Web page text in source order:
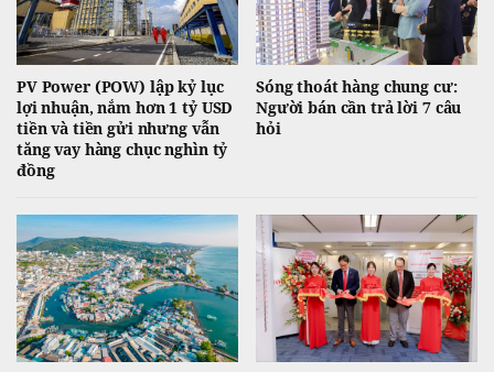
PV Power (POW) lập kỷ lục
lợi nhuận, nắm hơn 1 tỷ USD
tiền và tiền gửi nhưng vẫn
tăng vay hàng chục nghìn tỷ
đồng
Sóng thoát hàng chung cư:
Người bán cần trả lời 7 câu
hỏi